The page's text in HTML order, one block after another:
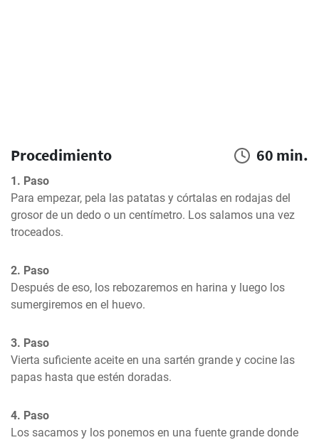
Procedimiento 60 min.
1. Paso
Para empezar, pela las patatas y córtalas en rodajas del
grosor de un dedo o un centímetro. Los salamos una vez
troceados.
2. Paso
Después de eso, los rebozaremos en harina y luego los
sumergiremos en el huevo.
3. Paso
Vierta suficiente aceite en una sartén grande y cocine las
papas hasta que estén doradas.
4. Paso
Los sacamos y los ponemos en una fuente grande donde